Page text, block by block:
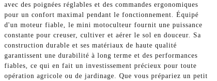
avec des poignées réglables et des commandes ergonomiques
pour un confort maximal pendant le fonctionnement. Équipé
d'un moteur fiable, le mini motoculteur fournit une puissance
constante pour creuser, cultiver et aérer le sol en douceur. Sa
construction durable et ses matériaux de haute qualité
garantissent une durabilité à long terme et des performances
fiables, ce qui en fait un investissement précieux pour toute
opération agricole ou de jardinage. Que vous prépariez un petit